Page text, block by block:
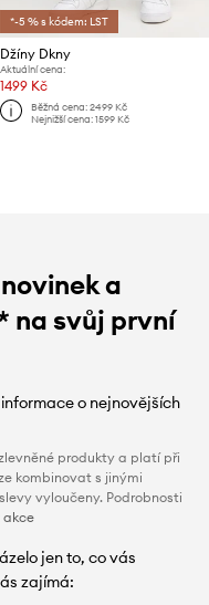
*-5 % s kódem: LST
Džíny Dkny
Aktuální cena:
1499 Kč
Běžná cena: 2499 Kč
Nejnižší cena: 1599 Kč
a
na svůj první
o nejnovějších
produkty a platí při
kombinovat s jinými
vyloučeny. Podrobnosti
akce
jen to, co vás
zajímá: